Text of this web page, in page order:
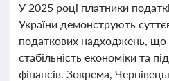
У 2025 році платники
України демонструють
податкових надходжень, що
стабільність економіки та
фінансів. Зокрема,